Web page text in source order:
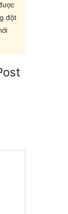
đột